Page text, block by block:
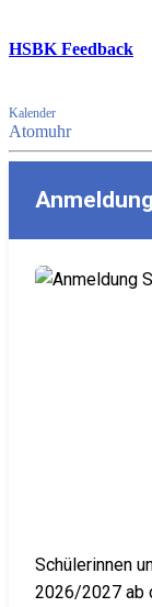
HSBK Feedback
Kalender
Atomuhr
Schülerinnen
2026/2027 ab